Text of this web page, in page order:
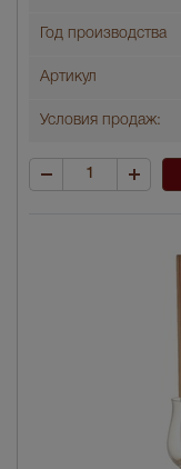
Год производства
Артикул
Условия продаж: